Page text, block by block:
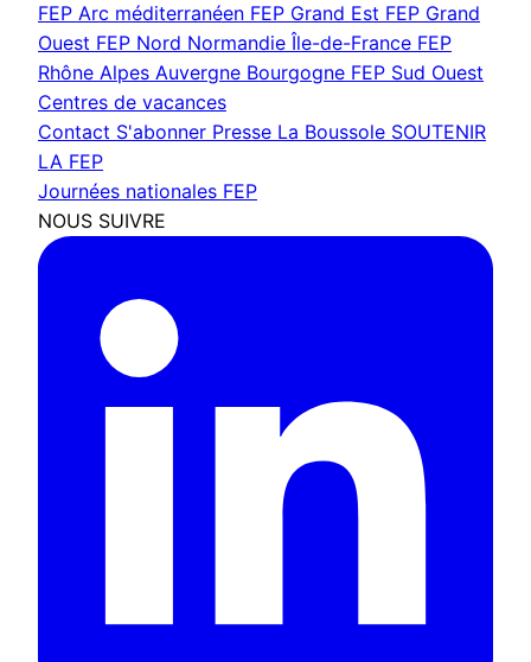
FEP Arc méditerranéen FEP Grand Est FEP Grand
Ouest FEP Nord Normandie Île-de-France FEP
Rhône Alpes Auvergne Bourgogne FEP Sud Ouest
Centres de vacances
Contact S'abonner Presse La Boussole SOUTENIR
LA FEP
Journées nationales FEP
NOUS SUIVRE